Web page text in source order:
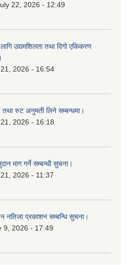
22, 2026 - 12:49
उद्यमशिलता तथा दिगो एकिकरण
2026 - 16:54
रुट अनुमती लिने सम्बन्धमा।
2026 - 16:18
माग गर्ने सम्बन्धी सुचना।
2026 - 11:37
नतिजा प्रकाशन सम्बन्धि सुचना।
9, 2026 - 17:49